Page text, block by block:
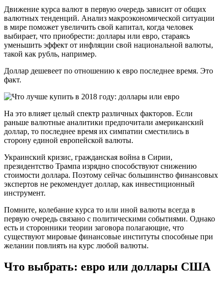
Движение курса валют в первую очередь зависит от общих
валютных тенденций. Анализ макроэкономической ситуации
в мире поможет увеличить свой капитал, когда человек
выбирает, что приобрести: доллары или евро, стараясь
уменьшить эффект от инфляции свой национальной валюты,
такой как рубль, например.
Доллар дешевеет по отношению к евро последнее время. Это
факт.
На это влияет целый спектр различных факторов. Если
раньше валютные аналитики предпочитали американский
доллар, то последнее время их симпатии сместились в
сторону единой европейской валюты.
Украинский кризис, гражданская война в Сирии,
президентство Трампа изрядно способствуют снижению
стоимости доллара. Поэтому сейчас большинство финансовых
экспертов не рекомендует доллар, как инвестиционный
инструмент.
Помните, колебание курса то или иной валюты всегда в
первую очередь связано с политическими событиями. Однако
есть и сторонники теории заговора полагающие, что
существуют мировые финансовые институты способные при
желании повлиять на курс любой валюты.
Что выбрать: евро или доллары США